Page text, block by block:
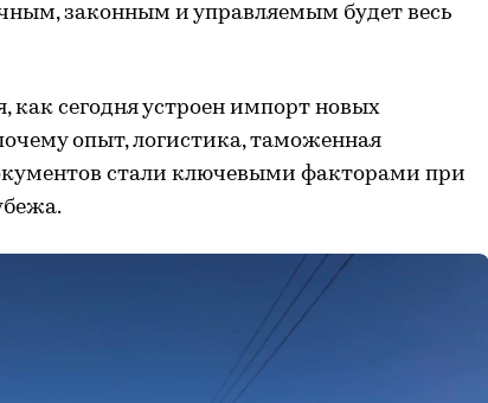
законным и управляемым будет весь
как сегодня устроен импорт новых
опыт, логистика, таможенная
стали ключевыми факторами при